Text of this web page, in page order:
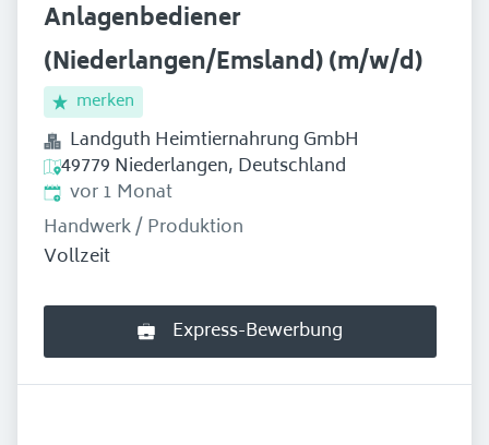
Anlagenbediener
(Niederlangen/Emsland) (m/w/d)
merken
Landguth Heimtiernahrung GmbH
49779 Niederlangen, Deutschland
Erschienen:
vor 1 Monat
Handwerk / Produktion
Vollzeit
Express-Bewerbung